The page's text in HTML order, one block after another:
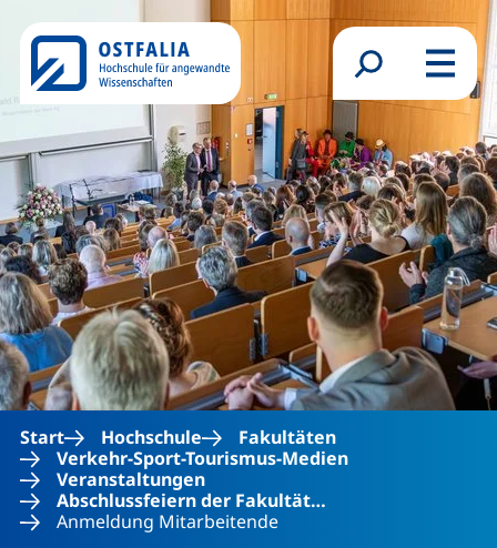
Direkt zum Inhalt
Suchformular
Menü
Start Hochschule
Fakultäten
Verkehr-Sport-Tourismus-Medien
Veranstaltungen
Abschlussfeiern der Fakultät…
Anmeldung Mitarbeitende